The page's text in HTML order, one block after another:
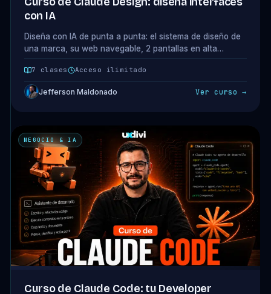
con IA
Diseña con IA de punta a punta: el sistema de diseño de
una marca, su web navegable, 2 pantallas en alta
de 6 clases con Claude Design.
7 clases Acceso ilimitado
Jefferson Maldonado Ver curso →
NEGOCIO & IA
Curso de Claude Code: tu Developer